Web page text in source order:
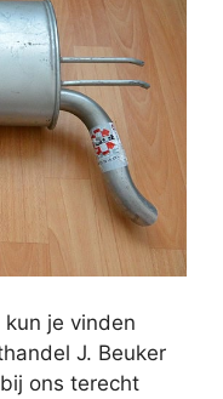
kun je vinden
J. Beuker
ons terecht